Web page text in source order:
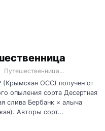
Путешественница...
(Крымская ОСС) получен от
опыления сорта Десертная
слива Бербанк × алыча
Авторы сорт...